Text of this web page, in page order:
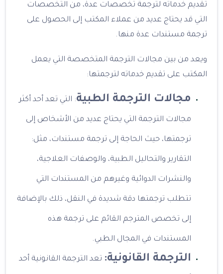
تقديم خدماته لترجمة تخصصات عدة، من التخصصات
التي قد يحتاج عديد من عملاء المكتب إلى الحصول على
ترجمة مستندات عدة منها.
ويعد من بين مجالات الترجمة المتخصصة التي يعمل
المكتب على تقديم خدماته لترجمتها:
مجالات الترجمة الطبية: التي تعد أحد أكثر
مجالات الترجمة التي يحتاج عديد من الأشخاص إلى
ترجمتها، حيث الحاجة إلى ترجمة مستندات، مثل:
التقارير والتحاليل الطبية، والوصفات العلاجية،
والنشرات الدوائية وغيرهم من المستندات التي
تتطلب ترجمتها دقة شديدة في النقل، ذلك بالإضافة
إلى تخصص المترجم القائم على ترجمة هذه
المستندات في المجال الطبي.
الترجمة القانونية: تعد الترجمة القانونية أحد